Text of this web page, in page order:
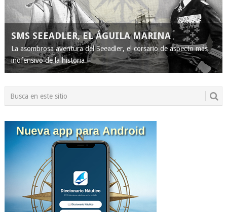
SMS SEEADLER, EL ÁGUILA MARINA
La asombrosa aventura del Seeadler, el corsario de aspecto más
inofensivo de la historia